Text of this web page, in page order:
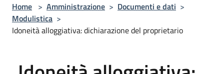
Home > Amministrazione > Documenti e dati >
Modulistica >
Idoneità alloggiativa: dichiarazione del proprietario